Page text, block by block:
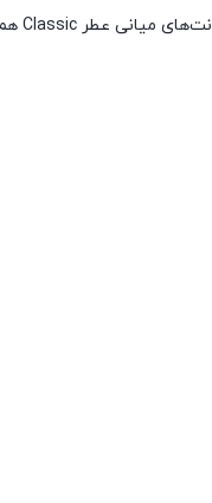
نت‌های میانی عطر Classic هم رایحه یاسمن، چوب صندل و سدر هستند.